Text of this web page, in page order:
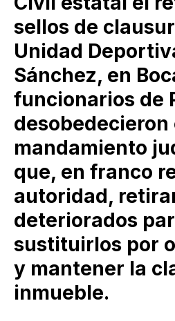
sellos de
Unidad
Sánchez, en
funcionarios de
desobedecieron
mandamiento
que, en franco
autoridad,
deteriorados
sustituirlos por
y mantener la
inmueble.